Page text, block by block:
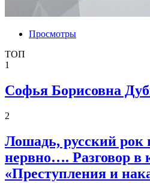
Просмотры
ТОП
1
Софья Борисовна
2
Лошадь, русский рок
нервно…. Разговор в
«Преступления и